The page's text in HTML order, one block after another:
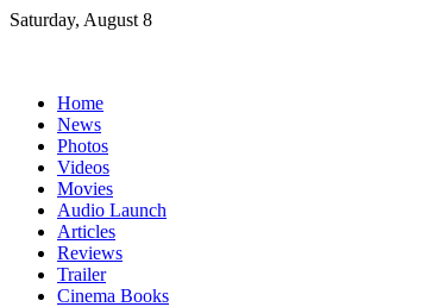
Skip
Saturday, August 8
Home
News
Photos
Videos
Movies
Audio Launch
Articles
Reviews
Trailer
Cinema Books